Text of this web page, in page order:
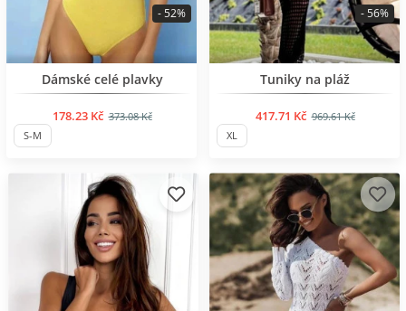
BESTSELLER
Dámské celé plavky
178.23 Kč 373.08 Kč
- 52%
S-M
BESTSELLER
Tuniky na pláž
417.71 Kč 969.61 Kč
- 56%
XL